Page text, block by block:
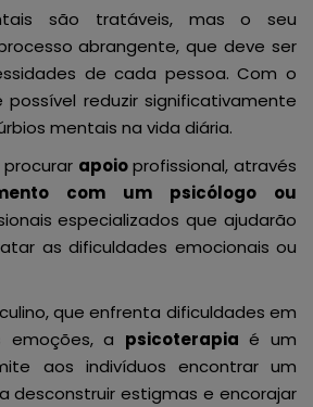
são tratáveis, mas o seu
abrangente, que deve ser
de cada pessoa. Com o
reduzir significativamente
mentais na vida diária.
apoioprofissional, através
com um psicólogo ou
especializados que ajudarão
as dificuldades emocionais ou
que enfrenta dificuldades em
emoções, a psicoterapiaé um
aos indivíduos encontrar um
desconstruir estigmas e encorajar